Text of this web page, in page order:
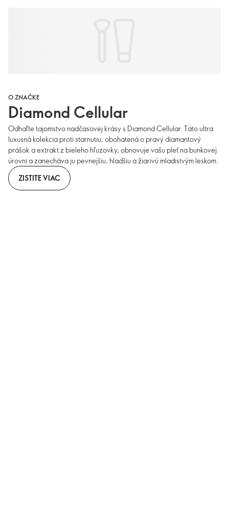
O ZNAČKE
Diamond Cellular
Odhaľte tajomstvo nadčasovej krásy s Diamond Cellular. Táto ultra
luxusná kolekcia proti starnutiu, obohatená o pravý diamantový
prášok a extrakt z bieleho hľuzovky, obnovuje vašu pleť na bunkovej
úrovni a zanecháva ju pevnejšiu, hladšiu a žiarivú mladistvým leskom.
ZISTITE VIAC